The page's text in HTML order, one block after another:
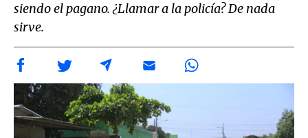
siendo el pagano. ¿Llamar a la policía? De nada
sirve.